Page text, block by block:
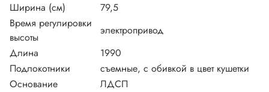
Ширина (см)
79,5
Время регулировки
высоты
электропривод
Длина
1990
Подлокотники
съемные, с обивкой в цвет кушетки
Основание
ЛДСП